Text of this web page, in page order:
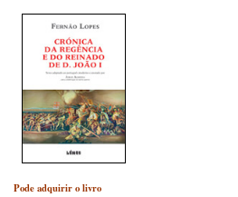
Pode adquirir o livro